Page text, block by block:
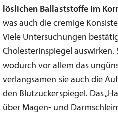
löslichen Ballaststoffe im
was auch die cremige
Viele Untersuchungen
Cholesterinspiegel
wodurch vor allem das
verlangsamen sie auch die
den Blutzuckerspiegel. Das
über Magen- und